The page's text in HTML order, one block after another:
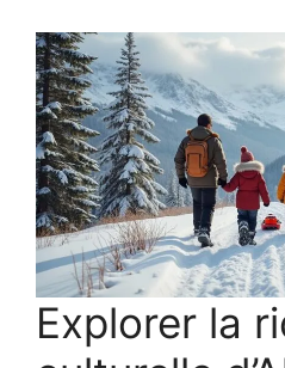
Explorer la